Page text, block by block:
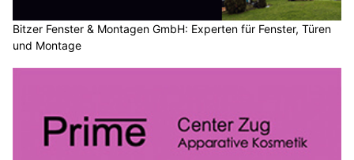
Bitzer Fenster & Montagen GmbH: Experten für Fenster, Türen
und Montage